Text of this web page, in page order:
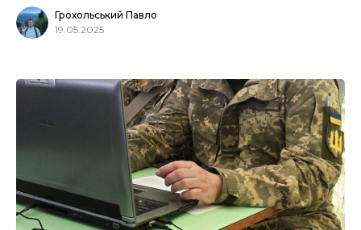
Грохольський Павло
19.05.2025